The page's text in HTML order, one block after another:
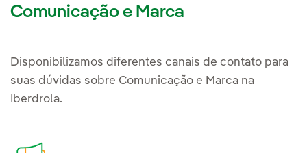
Comunicação e Marca
Disponibilizamos diferentes canais de contato para
suas dúvidas sobre Comunicação e Marca na
Iberdrola.